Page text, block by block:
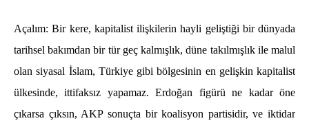
Açalım: Bir kere, kapitalist ilişkilerin hayli geliştiği bir dünyada
tarihsel bakımdan bir tür geç kalmışlık, düne takılmışlık ile malul
olan siyasal İslam, Türkiye gibi bölgesinin en gelişkin kapitalist
ülkesinde, ittifaksız yapamaz. Erdoğan figürü ne kadar öne
çıkarsa çıksın, AKP sonuçta bir koalisyon partisidir, ve iktidar